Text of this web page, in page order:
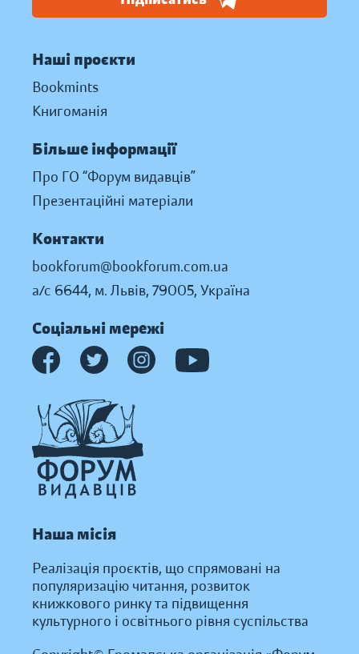
Наші проєкти
Bookmints
Книгоманія
Більше інформації
Про ГО “Форум видавців”
Презентаційні матеріали
Контакти
bookforum@bookforum.com.ua
а/с 6644, м. Львів, 79005, Україна
Соціальні мережі
Наша місія
Реалізація проєктів, що спрямовані на
популяризацію читання, розвиток
книжкового ринку та підвищення
культурного і освітнього рівня суспільства